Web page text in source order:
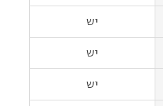
יש
יש
יש